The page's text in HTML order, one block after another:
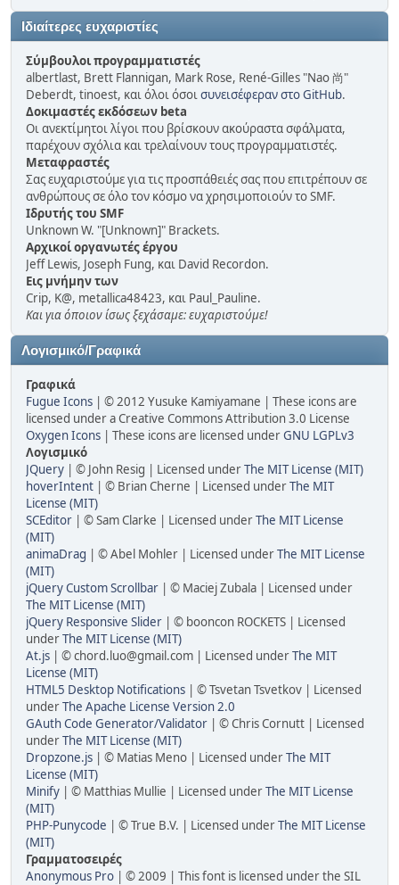
Ιδιαίτερες ευχαριστίες
Σύμβουλοι προγραμματιστές
albertlast, Brett Flannigan, Mark Rose, René-Gilles "Nao 尚"
Deberdt, tinoest, και όλοι όσοισυνεισέφεραν στο GitHub.
Δοκιμαστές εκδόσεων beta
Οι ανεκτίμητοι λίγοι που βρίσκουν ακούραστα σφάλματα,
παρέχουν σχόλια και τρελαίνουν τους προγραμματιστές.
Μεταφραστές
Σας ευχαριστούμε για τις προσπάθειές σας που επιτρέπουν σε
ανθρώπους σε όλο τον κόσμο να χρησιμοποιούν το SMF.
Ιδρυτής του SMF
Unknown W. "[Unknown]" Brackets.
Αρχικοί οργανωτές έργου
Jeff Lewis, Joseph Fung, και David Recordon.
Εις μνήμην των
Crip, K@, metallica48423, και Paul_Pauline.
Και για όποιον ίσως ξεχάσαμε: ευχαριστούμε!
Λογισμικό/Γραφικά
Γραφικά
Fugue Icons | © 2012 Yusuke Kamiyamane | These icons are
licensed under a Creative Commons Attribution 3.0 License
Oxygen Icons | These icons are licensed underGNU LGPLv3
Λογισμικό
JQuery | © John Resig | Licensed underThe MIT License (MIT)
hoverIntent | © Brian Cherne | Licensed underThe MIT
License (MIT)
SCEditor | © Sam Clarke | Licensed underThe MIT License
(MIT)
animaDrag | © Abel Mohler | Licensed underThe MIT License
(MIT)
jQuery Custom Scrollbar | © Maciej Zubala | Licensed under
The MIT License (MIT)
jQuery Responsive Slider | © booncon ROCKETS | Licensed
underThe MIT License (MIT)
At.js | ©chord.luo@gmail.com | Licensed underThe MIT
License (MIT)
HTML5 Desktop Notifications | © Tsvetan Tsvetkov | Licensed
underThe Apache License Version 2.0
GAuth Code Generator/Validator | © Chris Cornutt | Licensed
underThe MIT License (MIT)
Dropzone.js | © Matias Meno | Licensed underThe MIT
License (MIT)
Minify | © Matthias Mullie | Licensed underThe MIT License
(MIT)
PHP-Punycode | © True B.V. | Licensed underThe MIT License
(MIT)
Γραμματοσειρές
Anonymous Pro | © 2009 | This font is licensed under the SIL